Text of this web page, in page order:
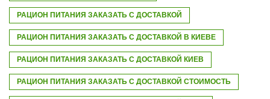
РАЦИОН ПИТАНИЯ ЗАКАЗАТЬ С ДОСТАВКОЙ
РАЦИОН ПИТАНИЯ ЗАКАЗАТЬ С ДОСТАВКОЙ В КИЕВЕ
РАЦИОН ПИТАНИЯ ЗАКАЗАТЬ С ДОСТАВКОЙ КИЕВ
РАЦИОН ПИТАНИЯ ЗАКАЗАТЬ С ДОСТАВКОЙ СТОИМОСТЬ